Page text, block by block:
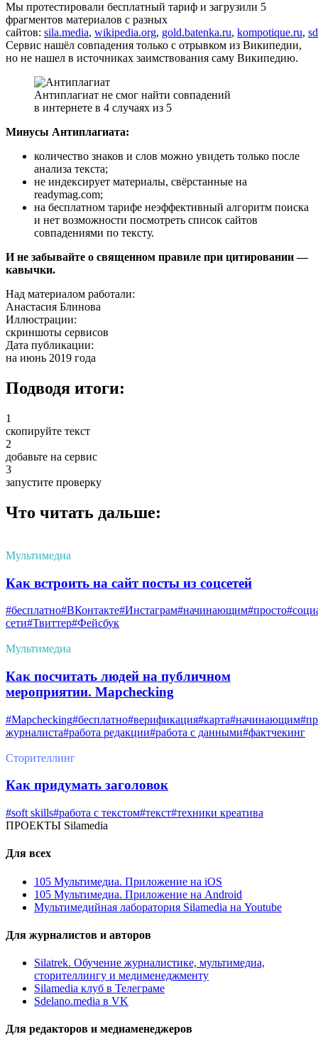
Мы протестировали бесплатный тариф и загрузили 5
фрагментов материалов с разных
сайтов: sila.media, wikipedia.org, gold.batenka.ru, kompotique.ru,
Сервис нашёл совпадения только с отрывком из Википедии,
но не нашел в источниках заимствования саму Википедию.
Антиплагиат не смог найти совпадений
в интернете в 4 случаях из 5
Минусы Антиплагиата:
количество знаков и слов можно увидеть только после
анализа текста;
не индексирует материалы, свёрстанные на
readymag.com;
на бесплатном тарифе неэффективный алгоритм поиска
и нет возможности посмотреть список сайтов
совпадениями по тексту.
И не забывайте о священном правиле при цитировании —
кавычки.
Над материалом работали:
Анастасия Блинова
Иллюстрации:
скриншоты сервисов
Дата публикации:
на июнь 2019 года
Подводя итоги:
1
скопируйте текст
2
добавьте на сервис
3
запустите проверку
Что читать дальше:
Мультимедиа
Как встроить на сайт посты из соцсетей
#бесплатно#ВКонтакте#Инстаграм#начинающим#просто
сети#Твиттер#Фейсбук
Мультимедиа
Как посчитать людей на публичном
мероприятии. Mapchecking
#Mapchecking#бесплатно#верификация#карта#начинающим
журналиста#работа редакции#работа с данными#фактчекинг
Сторителлинг
Как придумать заголовок
#soft skills#работа с текстом#текст#техники креатива
ПРОЕКТЫ Silamedia
Для всех
105 Мультимедиа. Приложение на iOS
105 Мультимедиа. Приложение на Android
Мультимедийная лаборатория Silamedia на Youtube
Для журналистов и авторов
Silatrek. Обучение журналистике, мультимедиа,
сторителлингу и медименеджменту
Silamedia клуб в Телеграме
Sdelano.media в VK
Для редакторов и медиаменеджеров